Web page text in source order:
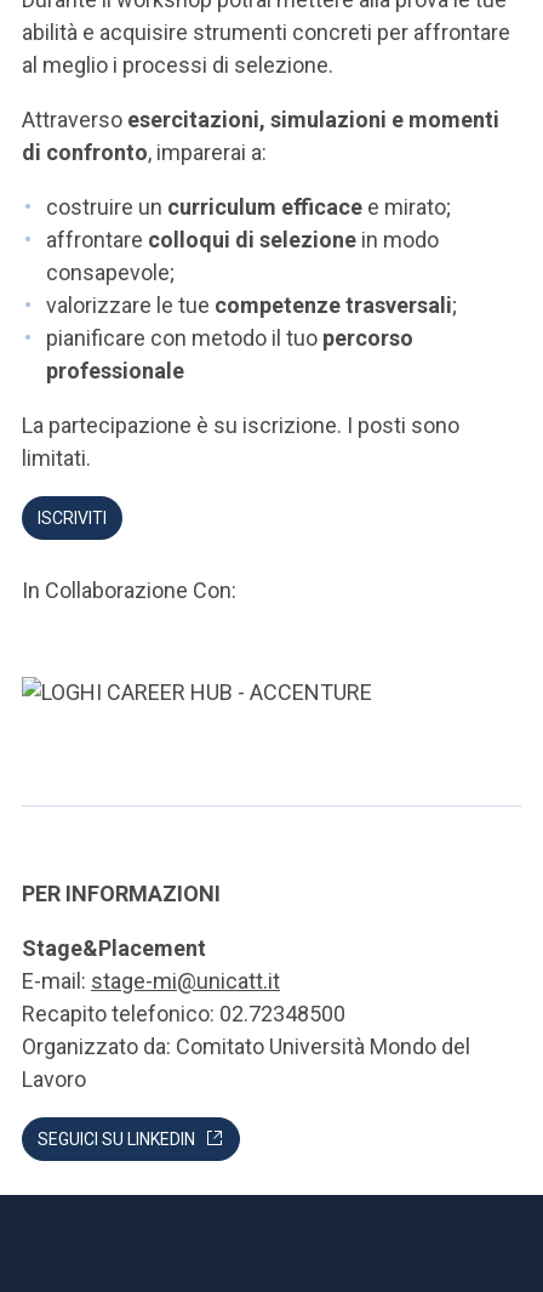
SEI UN DOCENTE O UN MEMBRO DELLO STAFF
ACCEDI A CLOUDMAIL
abilità e acquisire strumenti concreti per affrontare
al meglio i processi di selezione.
Attraverso esercitazioni, simulazioni e momenti
di confronto, imparerai a:
costruire un curriculum efficace e mirato;
affrontare colloqui di selezione in modo
consapevole;
valorizzare le tue competenze trasversali;
pianificare con metodo il tuo percorso
professionale
La partecipazione è su iscrizione. I posti sono
limitati.
ISCRIVITI
In Collaborazione Con:
PER INFORMAZIONI
Stage&Placement
E-mail: stage-mi@unicatt.it
Recapito telefonico: 02.72348500
Organizzato da: Comitato Università Mondo del
Lavoro
SEGUICI SU LINKEDIN